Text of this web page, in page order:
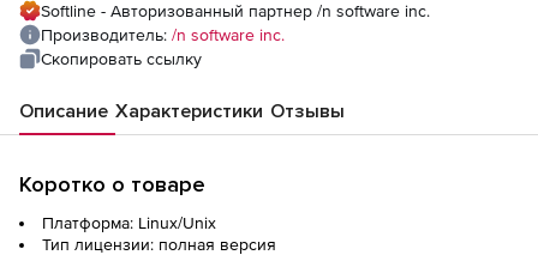
Softline - Авторизованный партнер /n software inc.
Производитель: /n software inc.
Скопировать ссылку
Описание Характеристики Отзывы
Коротко о товаре
Платформа: Linux/Unix
Тип лицензии: полная версия